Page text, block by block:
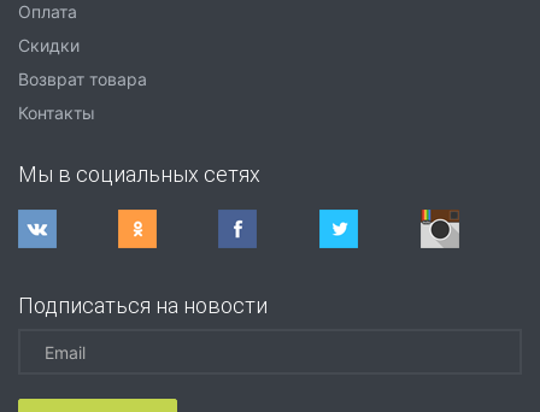
Оплата
Скидки
Возврат товара
Контакты
Мы в социальных сетях
Подписаться на новости